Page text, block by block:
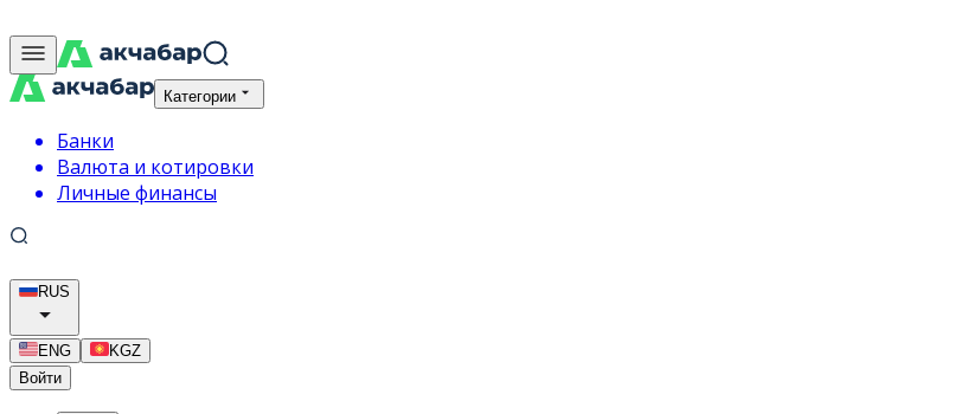
Категории
Банки
Валюта и котировки
Личные финансы
RUS
ENG
KGZ
Войти